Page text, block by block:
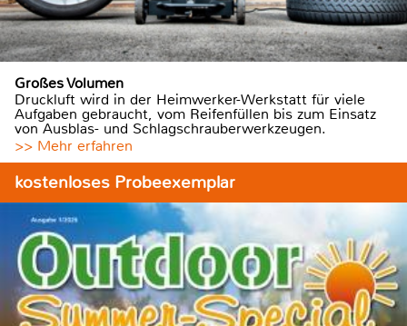
Großes Volumen
Druckluft wird in der Heimwerker-Werkstatt für viele
Aufgaben gebraucht, vom Reifenfüllen bis zum Einsatz
von Ausblas- und Schlagschrauberwerkzeugen.
>> Mehr erfahren
kostenloses Probeexemplar